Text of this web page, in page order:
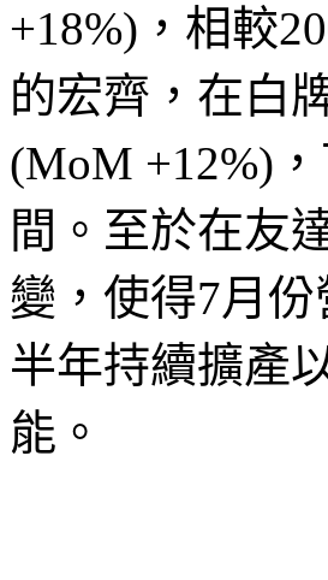
+18%)，相較
的宏齊，在白
(MoM +12%)
間。至於在友
變，使得7月
半年持續擴產
能。